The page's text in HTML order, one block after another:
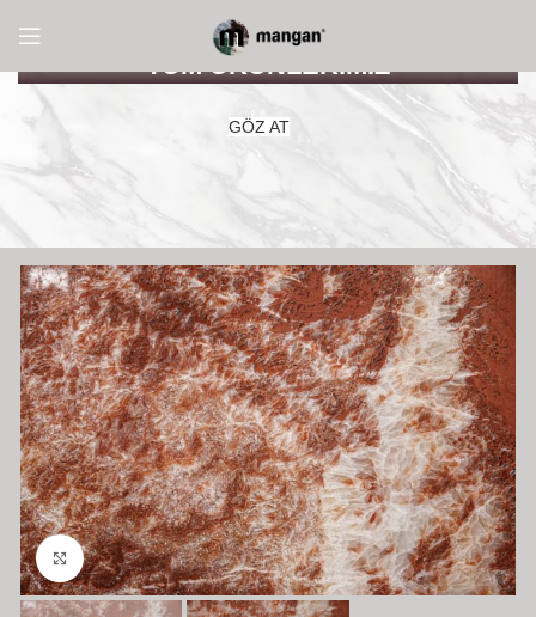
TÜM ÜRÜNLERİMİZ
GÖZ AT
Büyütmek için tıklayın